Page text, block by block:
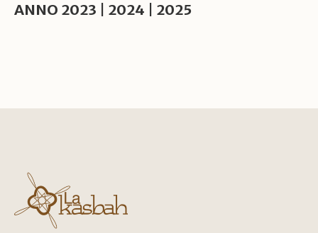
ANNO 2023 2024 2025